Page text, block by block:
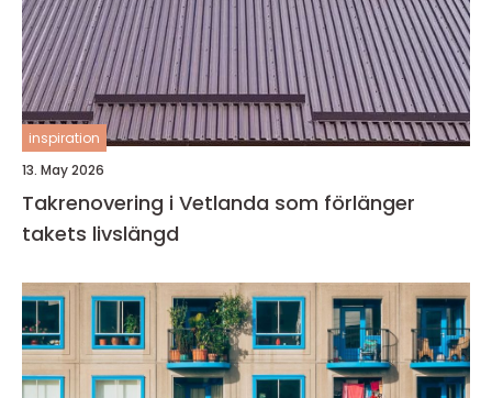
inspiration
13. May 2026
Takrenovering i Vetlanda som förlänger
takets livslängd